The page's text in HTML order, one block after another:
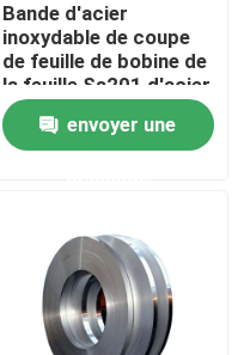
couture
Bande d'acier
inoxydable de coupe
de feuille de bobine de
la feuille Ss201 d'acier
inoxydable
envoyer une